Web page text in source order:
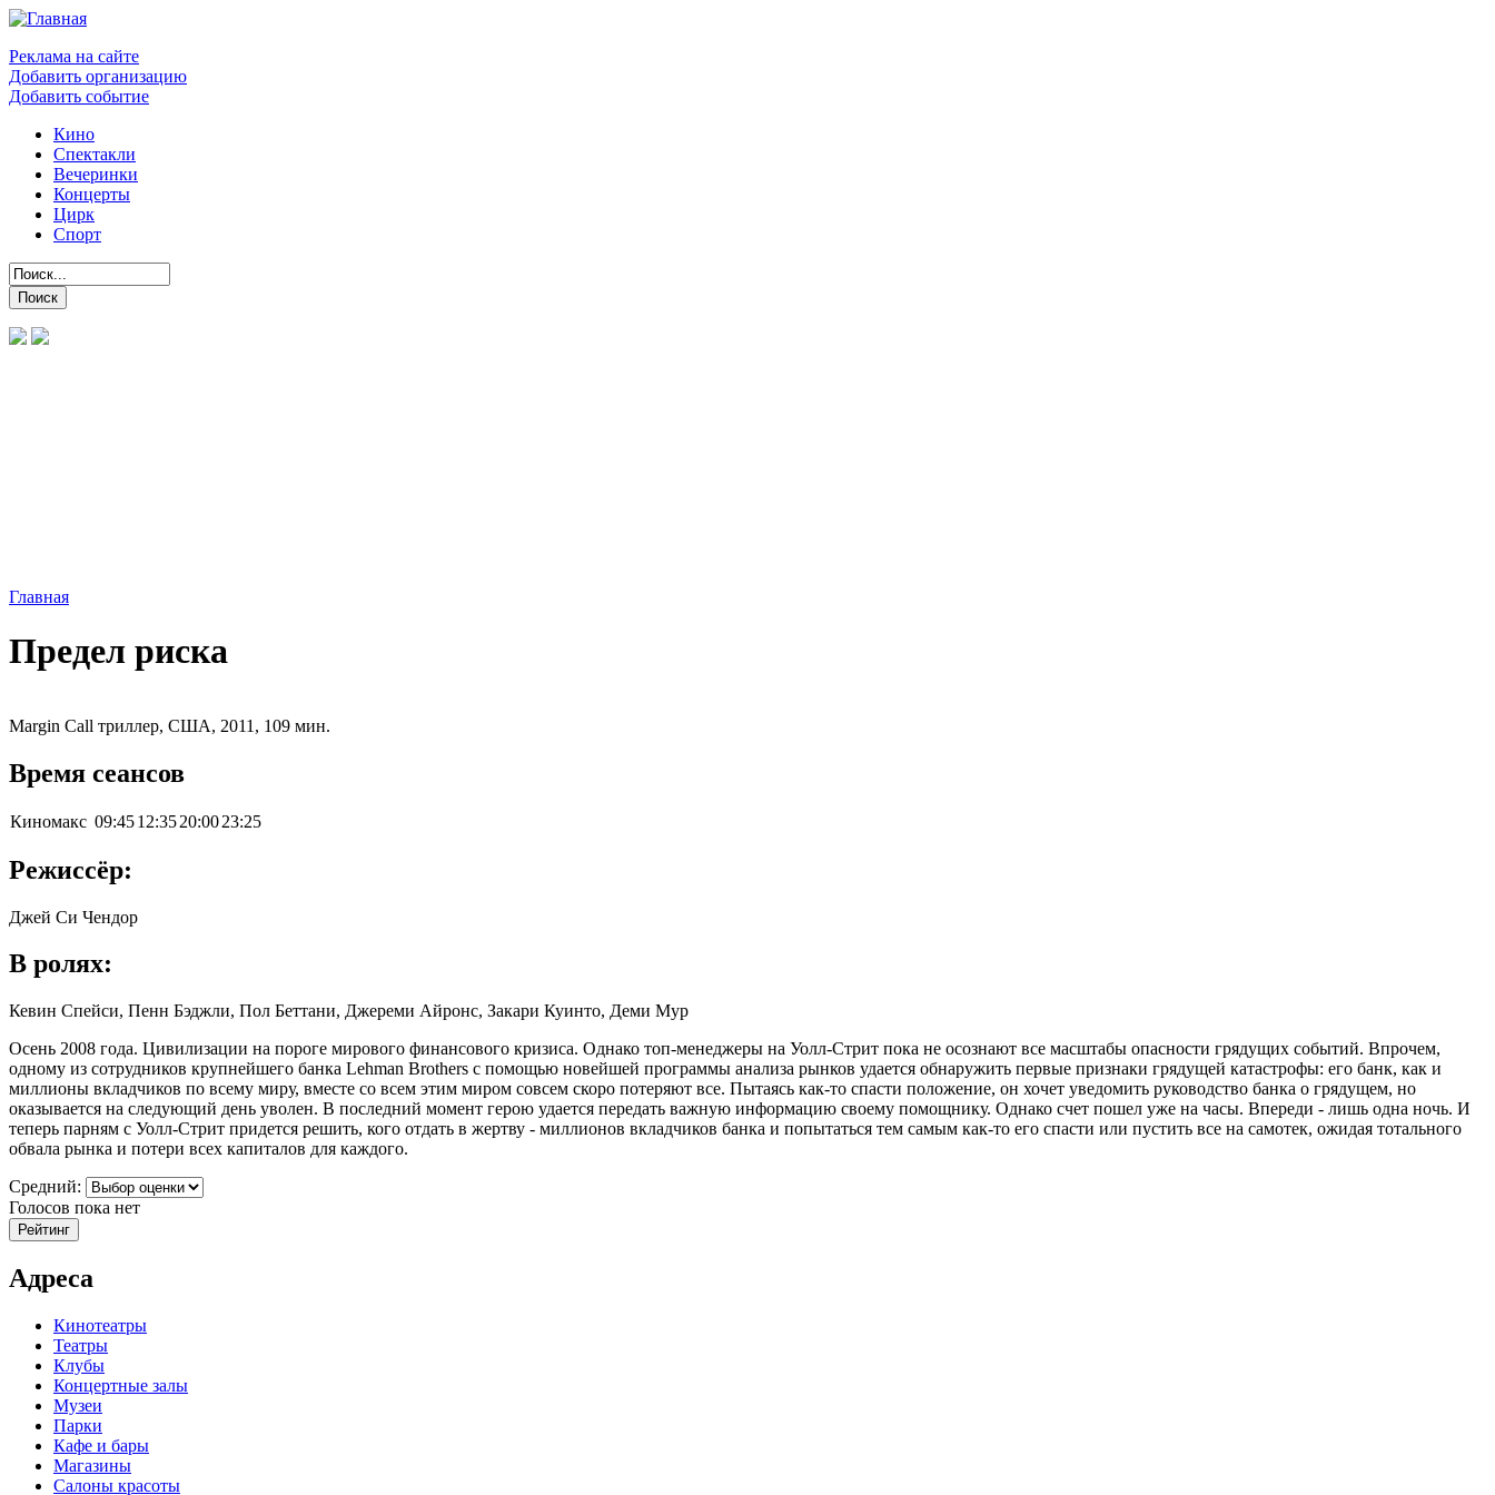
Реклама на сайте
Добавить организацию
Добавить событие
Кино
Спектакли
Вечеринки
Концерты
Цирк
Спорт
Главная
Предел риска
Margin Call триллер, США, 2011, 109 мин.
Время сеансов
Киномакс 09:4512:3520:0023:25
Режиссёр:
Джей Си Чендор
В ролях:
Кевин Спейси, Пенн Бэджли, Пол Беттани, Джереми Айронс, Закари Куинто, Деми Мур
Осень 2008 года. Цивилизации на пороге мирового финансового кризиса. Однако топ-менеджеры на Уолл-Стрит пока не осознают все масштабы опасности грядущих событий. Впрочем,
одному из сотрудников крупнейшего банка Lehman Brothers с помощью новейшей программы анализа рынков удается обнаружить первые признаки грядущей катастрофы: его банк, как и
миллионы вкладчиков по всему миру, вместе со всем этим миром совсем скоро потеряют все. Пытаясь как-то спасти положение, он хочет уведомить руководство банка о грядущем, но
оказывается на следующий день уволен. В последний момент герою удается передать важную информацию своему помощнику. Однако счет пошел уже на часы. Впереди - лишь одна ночь. И
теперь парням с Уолл-Стрит придется решить, кого отдать в жертву - миллионов вкладчиков банка и попытаться тем самым как-то его спасти или пустить все на самотек, ожидая тотального
обвала рынка и потери всех капиталов для каждого.
Средний:
Голосов пока нет
Адреса
Кинотеатры
Театры
Клубы
Концертные залы
Музеи
Парки
Кафе и бары
Магазины
Салоны красоты